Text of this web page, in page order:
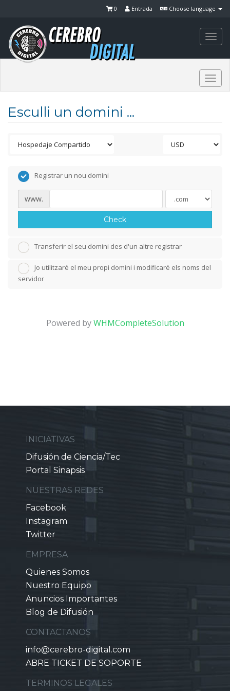
Choose language
Entrada
0
Esculli un domini ...
Registrar un nou domini
www.
Check
Transferir el seu domini des d'un altre registrar
Jo utilitzaré el meu propi domini i modificaré els noms del
servidor
Powered byWHMCompleteSolution
INICIATIVAS
Difusión de Ciencia/Tec
Portal Sinapsis
NUESTRAS REDES
Facebook
Instagram
Twitter
EMPRESA
Quienes Somos
Nuestro Equipo
Anuncios Importantes
Blog de Difusión
CONTACTANOS
info@cerebro-digital.com
ABRE TICKET DE SOPORTE
TERMINOS LEGALES